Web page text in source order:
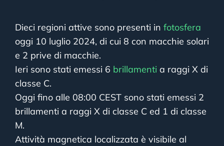
Dieci regioni attive sono presenti in fotosfera
oggi 10 luglio 2024, di cui 8 con macchie solari
e 2 prive di macchie.
Ieri sono stati emessi 6 brillamenti a raggi X di
classe C.
Oggi fino alle 08:00 CEST sono stati emessi 2
brillamenti a raggi X di classe C ed 1 di classe
M.
Attività magnetica localizzata è visibile al